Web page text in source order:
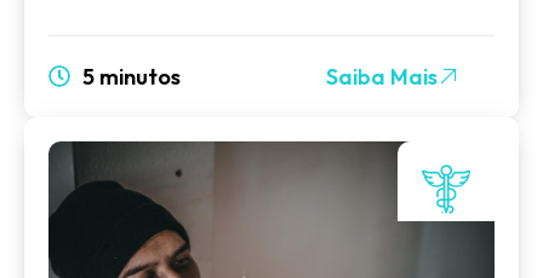
5 minutos Saiba Mais